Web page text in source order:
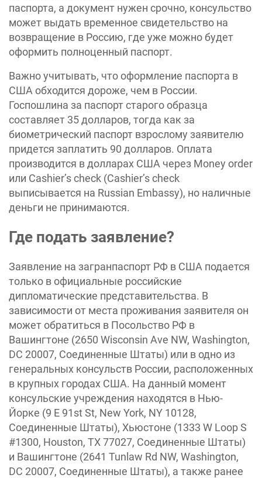
паспорта, а документ нужен срочно, консульство
может выдать временное свидетельство на
возвращение в Россию, где уже можно будет
оформить полноценный паспорт.
Важно учитывать, что оформление паспорта в
США обходится дороже, чем в России.
Госпошлина за паспорт старого образца
составляет 35 долларов, тогда как за
биометрический паспорт взрослому заявителю
придется заплатить 90 долларов. Оплата
производится в долларах США через Money order
или Cashier’s check (Cashier’s check
выписывается на Russian Embassy), но наличные
деньги не принимаются.
Где подать заявление?
Заявление на загранпаспорт РФ в США подается
только в официальные российские
дипломатические представительства. В
зависимости от места проживания заявителя он
может обратиться в Посольство РФ в
Вашингтоне (2650 Wisconsin Ave NW, Washington,
DC 20007, Соединенные Штаты) или в одно из
генеральных консульств России, расположенных
в крупных городах США. На данный момент
консульские учреждения находятся в Нью-
Йорке (9 E 91st St, New York, NY 10128,
Соединенные Штаты), Хьюстоне (1333 W Loop S
#1300, Houston, TX 77027, Соединенные Штаты)
и Вашингтоне (2641 Tunlaw Rd NW, Washington,
DC 20007, Соединенные Штаты), а также ранее